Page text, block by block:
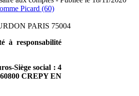
Picard (60)
PARIS 75004
à responsabilité
Siège social : 4
60800 CREPY EN